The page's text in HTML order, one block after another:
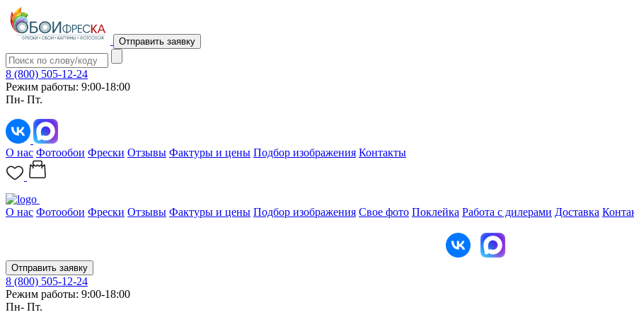
Отправить заявку
8 (800) 505-12-24
Режим работы: 9:00-18:00
Пн- Пт.
О нас Фотообои Фрески Отзывы Фактуры и цены Подбор изображения Контакты
О нас Фотообои Фрески Отзывы Фактуры и цены Подбор изображения Свое фото Поклейка Работа с дилерами Доставка
Отправить заявку
8 (800) 505-12-24
Режим работы: 9:00-18:00
Пн- Пт.